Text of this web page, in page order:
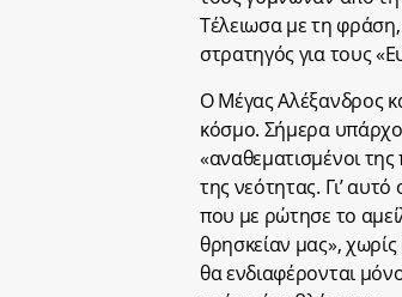
Τέλειωσα με τη φράση,
στρατηγός για τους
Ο Μέγας Αλέξανδρος
κόσμο. Σήμερα
«αναθεματισμένοι
της νεότητας. Γι’
που με ρώτησε το
θρησκείαν μας»,
θα ενδιαφέρονται